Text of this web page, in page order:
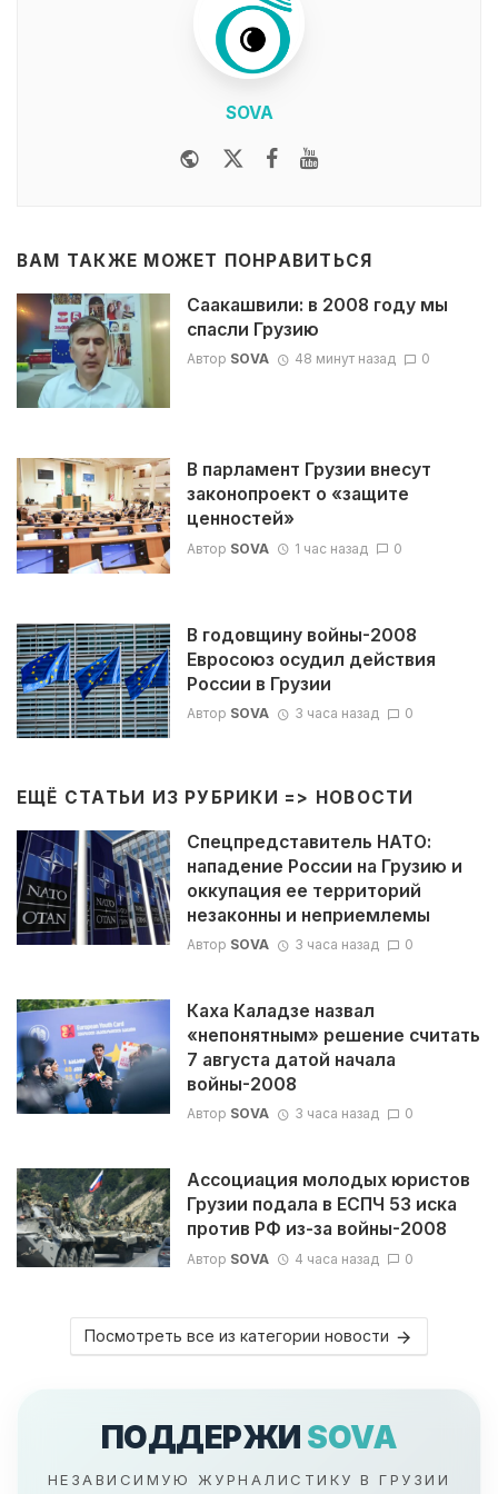
SOVA
WebsiteTwitterFacebook
ВАМ ТАКЖЕ МОЖЕТ ПОНРАВИТЬСЯ
Саакашвили: в 2008 году мы
спасли Грузию
Автор SOVA 48 минут назад 0
В парламент Грузии внесут
законопроект о «защите
ценностей»
Автор SOVA 1 час назад 0
В годовщину войны-2008
Евросоюз осудил действия
России в Грузии
Автор SOVA 3 часа назад 0
ЕЩЁ СТАТЬИ ИЗ РУБРИКИ => НОВОСТИ
Спецпредставитель НАТО:
нападение России на Грузию и
оккупация ее территорий
незаконны и неприемлемы
Автор SOVA 3 часа назад 0
Каха Каладзе назвал
«непонятным» решение считать
7 августа датой начала
войны-2008
Автор SOVA 3 часа назад 0
Ассоциация молодых юристов
Грузии подала в ЕСПЧ 53 иска
против РФ из-за войны-2008
Автор SOVA 4 часа назад 0
Посмотреть все из категории новости
ПОДДЕРЖИ SOVA
НЕЗАВИСИМУЮ ЖУРНАЛИСТИКУ В ГРУЗИИ